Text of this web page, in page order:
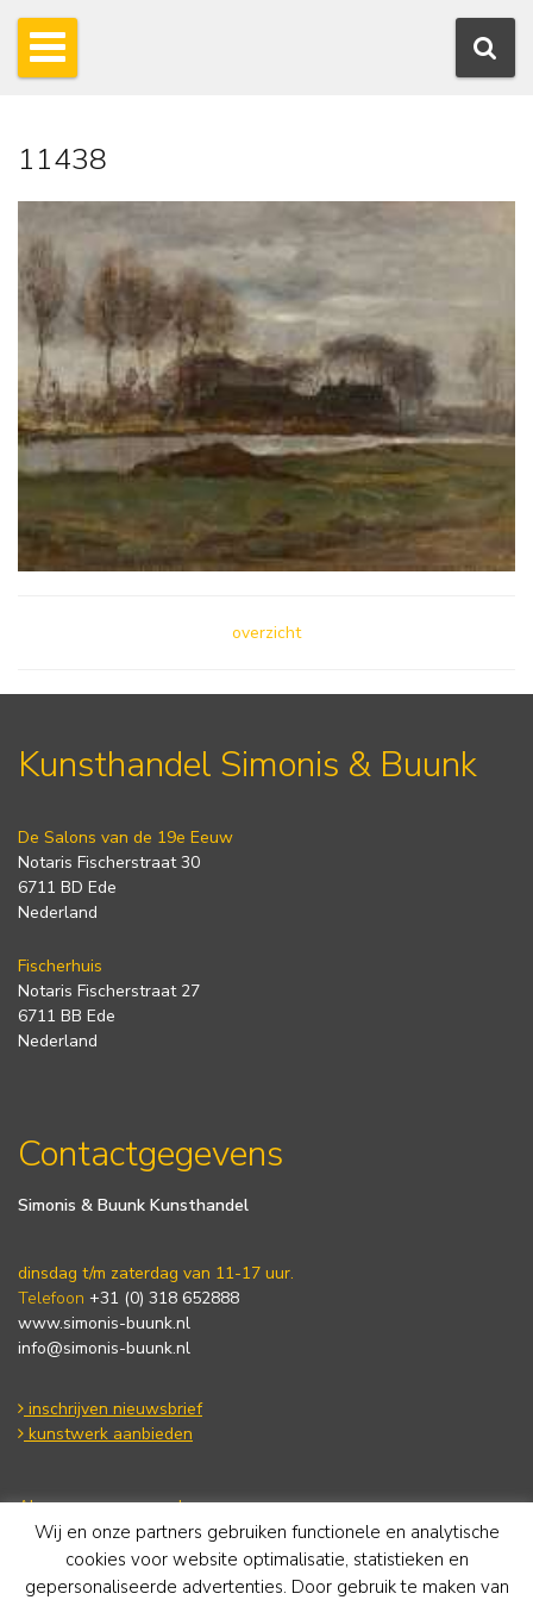
11438
overzicht
Kunsthandel Simonis & Buunk
De Salons van de 19e Eeuw
Notaris Fischerstraat 30
6711 BD Ede
Nederland
Fischerhuis
Notaris Fischerstraat 27
6711 BB Ede
Nederland
Contactgegevens
Simonis & Buunk Kunsthandel
dinsdag t/m zaterdag van 11-17 uur.
Telefoon +31 (0) 318 652888
www.simonis-buunk.nl
info@simonis-buunk.nl
inschrijven nieuwsbrief
kunstwerk aanbieden
Algemene voorwaarden
Privacy statement
Cookie Policy
Disclaimer
Wij en onze partners gebruiken functionele en analytische
cookies voor website optimalisatie, statistieken en
gepersonaliseerde advertenties. Door gebruik te maken van